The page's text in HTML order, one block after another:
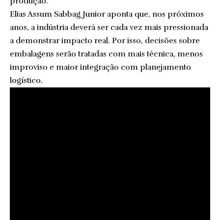
Elias Assum Sabbag Junior aponta que, nos próximos
anos, a indústria deverá ser cada vez mais pressionada
a demonstrar impacto real. Por isso, decisões sobre
embalagens serão tratadas com mais técnica, menos
improviso e maior integração com planejamento
logístico.